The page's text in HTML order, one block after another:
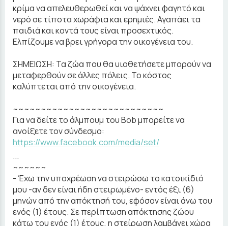
κρίμα να απελευθερωθεί και να ψάχνει φαγητό και
νερό σε τίποτα χωράφια και ερημιές. Αγαπάει τα
παιδιά και κοντά τους είναι προσεχτικός.
Ελπίζουμε να βρει γρήγορα την οικογένεια του.
ΣΗΜΕΙΩΣΗ: Τα ζώα που θα υιοθετήσετε μπορούν να
μεταφερθούν σε άλλες πόλεις. Το κόστος
καλύπτεται από την οικογένεια.
~~~~~~~~~~~~~~~~~~~~~~~~~~~
Για να δείτε το άλμπουμ του Bob μπορείτε να
ανοίξετε τον σύνδεσμο:
https://www.facebook.com/media/set/
...
~~~~~~
- Έχω την υποχρέωση να στειρώσω το κατοικίδιό
μου -αν δεν είναι ήδη στειρωμένο- εντός έξι (6)
μηνών από την απόκτησή του, εφόσον είναι άνω του
ενός (1) έτους. Σε περίπτωση απόκτησης ζώου
κάτω του ενός (1) έτους, η στείρωση λαμβάνει χώρα